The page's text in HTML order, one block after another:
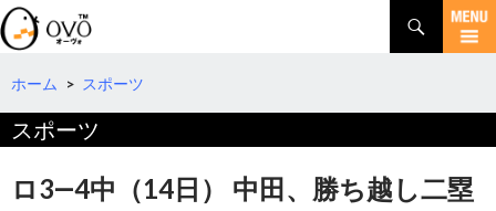
検
索
コ
テ
へ
ホーム > スポーツ
スポーツ
ロ3―4中（14日） 中田、勝ち越し二塁